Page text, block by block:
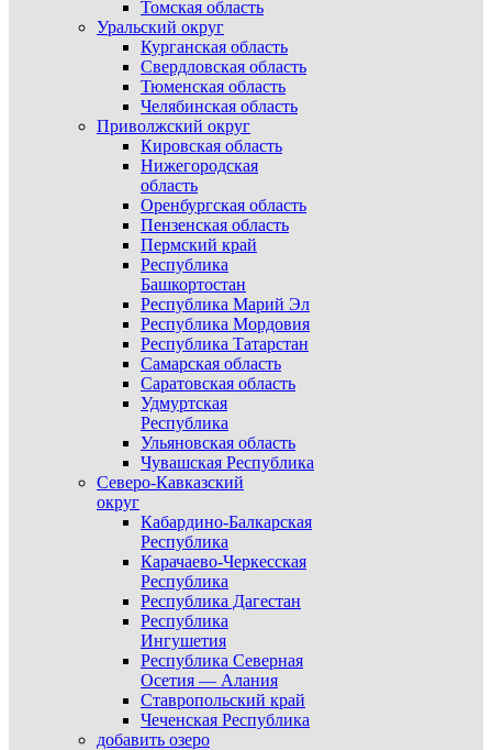
Томская область
Уральский округ
Курганская область
Свердловская область
Тюменская область
Челябинская область
Приволжский округ
Кировская область
Нижегородская
область
Оренбургская область
Пензенская область
Пермский край
Республика
Башкортостан
Республика Марий Эл
Республика Мордовия
Республика Татарстан
Самарская область
Саратовская область
Удмуртская
Республика
Ульяновская область
Чувашская Республика
Северо-Кавказский
округ
Кабардино-Балкарская
Республика
Карачаево-Черкесская
Республика
Республика Дагестан
Республика
Ингушетия
Республика Северная
Осетия — Алания
Ставропольский край
Чеченская Республика
добавить озеро